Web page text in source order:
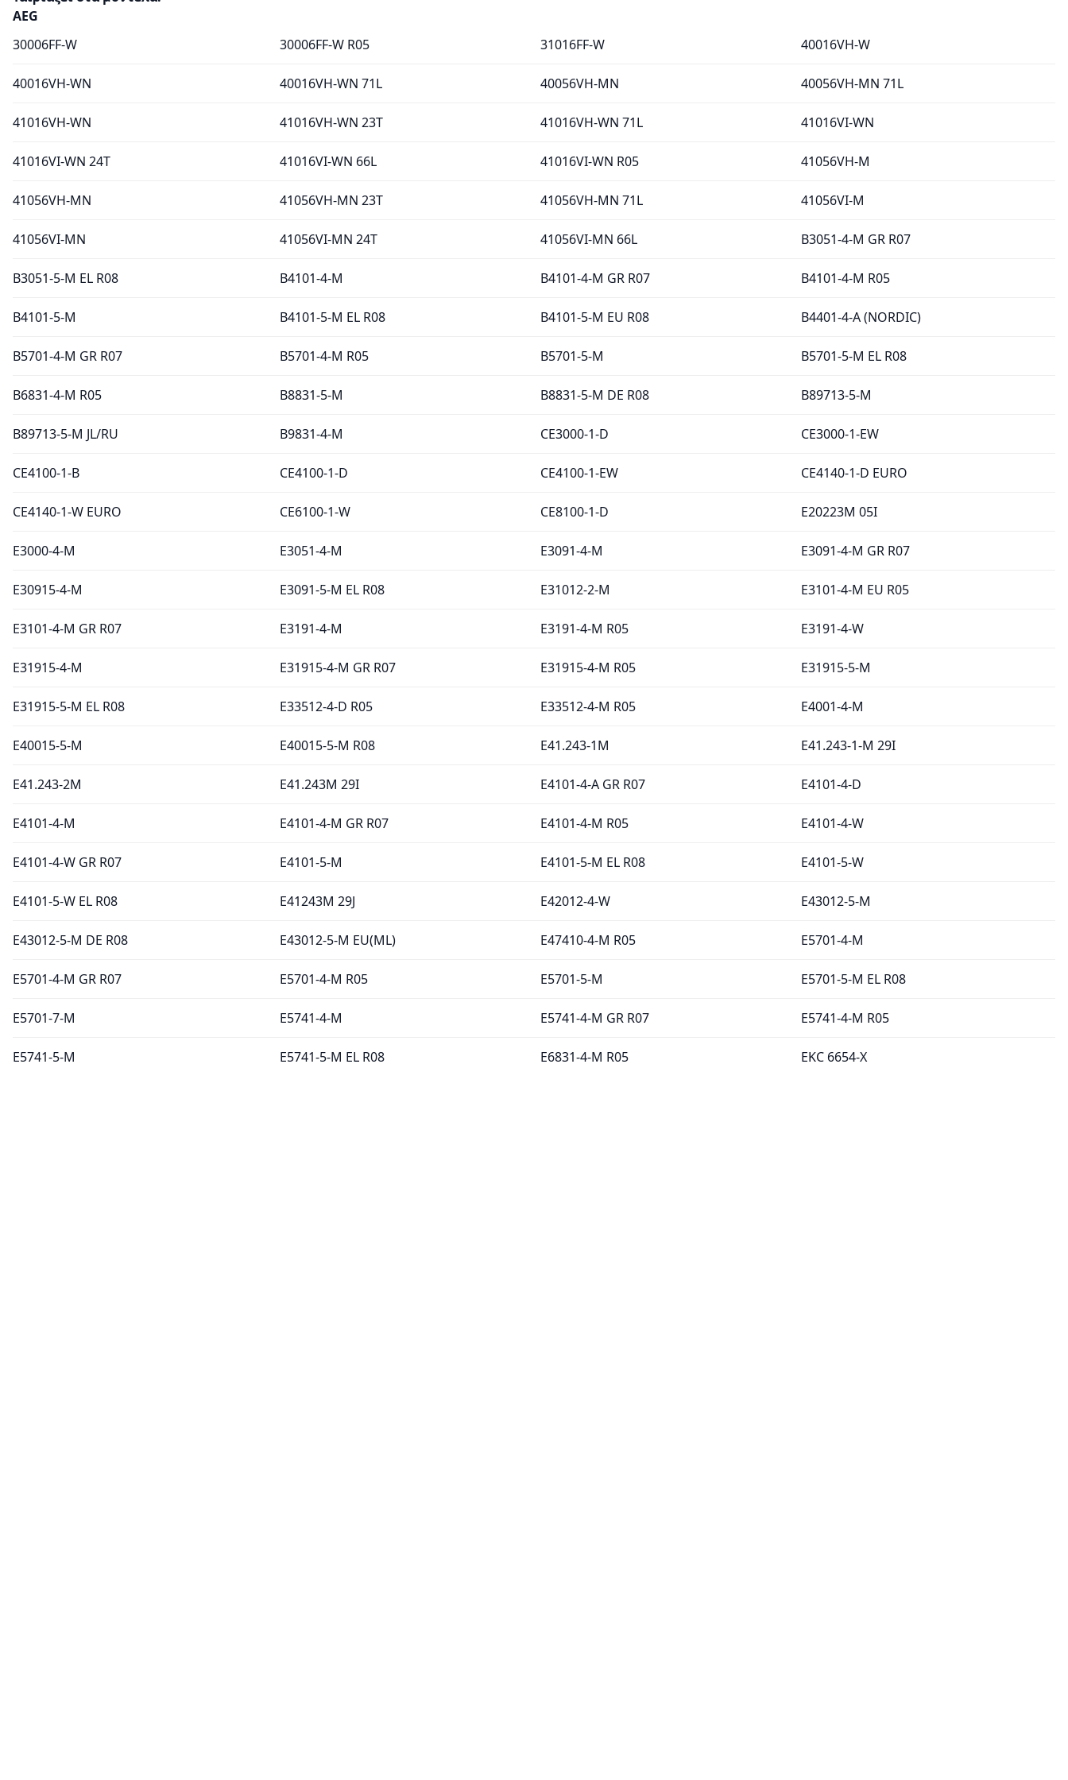
AEG
30006FF-W
30006FF-W R05 31016FF-W 40016VH-W
40016VH-WN 40016VH-WN 71L 40056VH-MN 40056VH-MN 71L
41016VH-WN 41016VH-WN 23T 41016VH-WN 71L 41016VI-WN
41016VI-WN 24T 41016VI-WN 66L 41016VI-WN R05 41056VH-M
41056VH-MN 41056VH-MN 23T 41056VH-MN 71L 41056VI-M
41056VI-MN 41056VI-MN 24T 41056VI-MN 66L B3051-4-M GR R07
B3051-5-M EL R08 B4101-4-M B4101-4-M GR R07 B4101-4-M R05
B4101-5-M B4101-5-M EL R08 B4101-5-M EU R08 B4401-4-A (NORDIC)
B5701-4-M GR R07 B5701-4-M R05 B5701-5-M B5701-5-M EL R08
B6831-4-M R05 B8831-5-M B8831-5-M DE R08 B89713-5-M
B89713-5-M JL/RU B9831-4-M CE3000-1-D CE3000-1-EW
CE4100-1-B CE4100-1-D CE4100-1-EW CE4140-1-D EURO
CE4140-1-W EURO CE6100-1-W CE8100-1-D E20223M 05I
E3000-4-M E3051-4-M E3091-4-M E3091-4-M GR R07
E30915-4-M E3091-5-M EL R08 E31012-2-M E3101-4-M EU R05
E3101-4-M GR R07 E3191-4-M E3191-4-M R05 E3191-4-W
E31915-4-M E31915-4-M GR R07 E31915-4-M R05 E31915-5-M
E31915-5-M EL R08 E33512-4-D R05 E33512-4-M R05 E4001-4-M
E40015-5-M E40015-5-M R08 E41.243-1M E41.243-1-M 29I
E41.243-2M E41.243M 29I E4101-4-A GR R07 E4101-4-D
E4101-4-M E4101-4-M GR R07 E4101-4-M R05 E4101-4-W
E4101-4-W GR R07 E4101-5-M E4101-5-M EL R08 E4101-5-W
E4101-5-W EL R08 E41243M 29J E42012-4-W E43012-5-M
E43012-5-M DE R08 E43012-5-M EU(ML) E47410-4-M R05 E5701-4-M
E5701-4-M GR R07 E5701-4-M R05 E5701-5-M E5701-5-M EL R08
E5701-7-M E5741-4-M E5741-4-M GR R07 E5741-4-M R05
E5741-5-M E5741-5-M EL R08 E6831-4-M R05 EKC 6654-X